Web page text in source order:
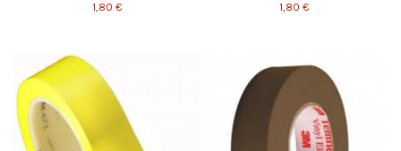
1,80 € 1,80 €